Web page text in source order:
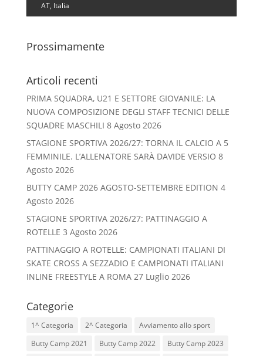
AT, Italia
Prossimamente
Articoli recenti
PRIMA SQUADRA, U21 E SETTORE GIOVANILE: LA
NUOVA COMPOSIZIONE DEGLI STAFF TECNICI DELLE
SQUADRE MASCHILI 8 Agosto 2026
STAGIONE SPORTIVA 2026/27: TORNA IL CALCIO A 5
FEMMINILE. L’ALLENATORE SARÀ DAVIDE VERSIO 8
Agosto 2026
BUTTY CAMP 2026 AGOSTO-SETTEMBRE EDITION 4
Agosto 2026
STAGIONE SPORTIVA 2026/27: PATTINAGGIO A
ROTELLE 3 Agosto 2026
PATTINAGGIO A ROTELLE: CAMPIONATI ITALIANI DI
SKATE CROSS A SEZZADIO E CAMPIONATI ITALIANI
INLINE FREESTYLE A ROMA 27 Luglio 2026
Categorie
1^ Categoria 2^ Categoria
Avviamento allo sport
Butty Camp 2021
Butty Camp 2022
Butty Camp 2023